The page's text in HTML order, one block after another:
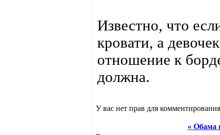
Известно, что
кровати, а
отношение к
должна.
У вас нет прав для
« Обама